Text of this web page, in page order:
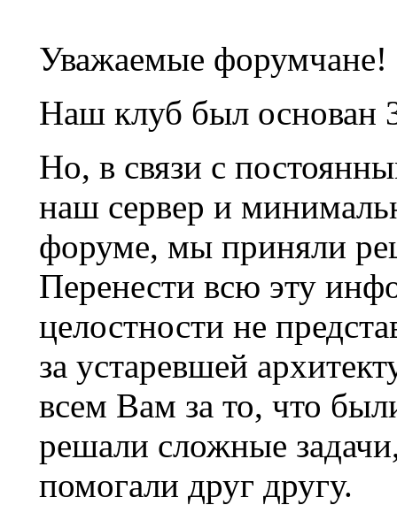
Уважаемые форумчане!
Наш клуб был основан
Но, в связи с
наш сервер и
форуме, мы приняли
Перенести всю эту
целостности не
за устаревшей
всем Вам за то, что
решали сложные
помогали друг другу.